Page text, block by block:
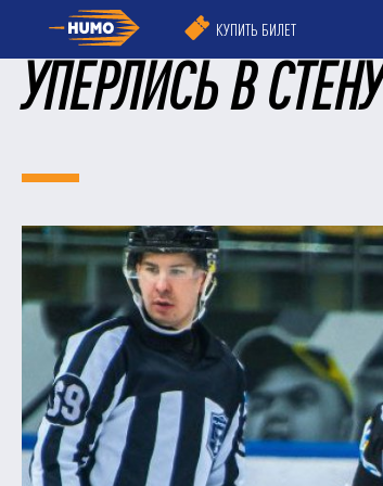
КУПИТЬ БИЛЕТ
УПЁРЛИСЬ В СТЕНУ